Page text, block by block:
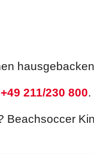
+49 211/230 800.
Beachsoccer